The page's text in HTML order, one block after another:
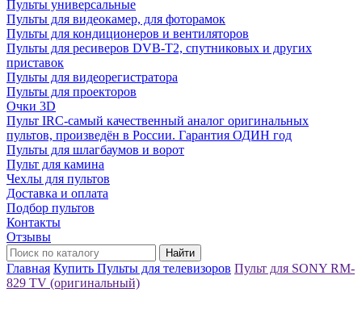
Пульты универсальные
Пульты для видеокамер, для фоторамок
Пульты для кондиционеров и вентиляторов
Пульты для ресиверов DVB-T2, спутниковых и других
приставок
Пульты для видеорегистратора
Пульты для проекторов
Очки 3D
Пульт IRC-самый качественный аналог оригинальных
пультов, произведён в России. Гарантия ОДИН год
Пульты для шлагбаумов и ворот
Пульт для камина
Чехлы для пультов
Доставка и оплата
Подбор пультов
Контакты
Отзывы
Найти
Главная Купить Пульты для телевизоров Пульт для SONY RM-
829 TV (оригинальный)